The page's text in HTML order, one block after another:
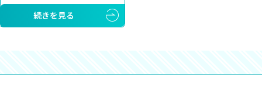
続きを見る